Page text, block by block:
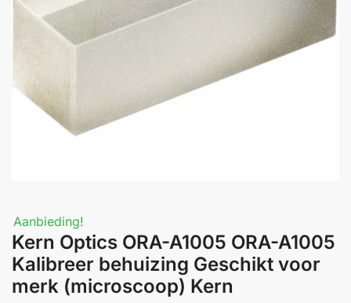
Aanbieding!
Kern Optics ORA-A1005 ORA-A1005
Kalibreer behuizing Geschikt voor
merk (microscoop) Kern